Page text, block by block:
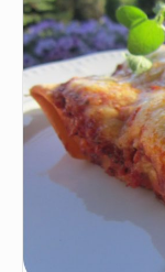
zapiekana
z
serem
żółtym